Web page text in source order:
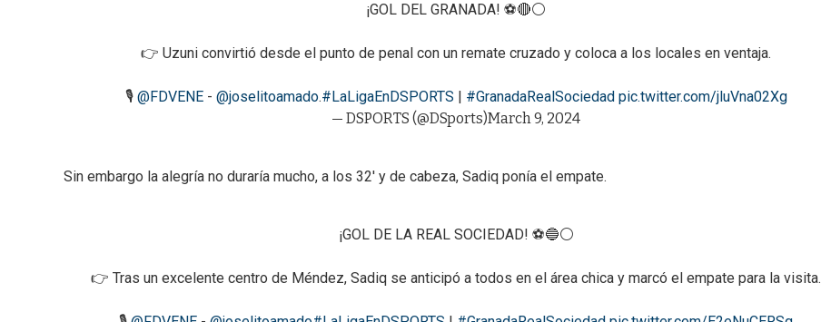
¡GOL DEL GRANADA! ⚽🔴⚪
👉 Uzuni convirtió desde el punto de penal con un remate cruzado y coloca a los locales en ventaja.
🎙 @FDVENE- @joselitoamado.#LaLigaEnDSPORTS #GranadaRealSociedad pic.twitter.com/jluVna02Xg
— DSPORTS (@DSports)March 9, 2024
Sin embargo la alegría no duraría mucho, a los 32' y de cabeza, Sadiq ponía el empate.
¡GOL DE LA REAL SOCIEDAD! ⚽🔵⚪
👉 Tras un excelente centro de Méndez, Sadiq se anticipó a todos en el área chica y marcó el empate para la visita.